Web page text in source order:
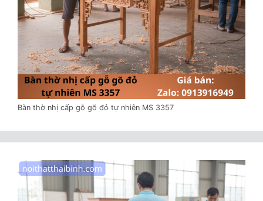
Bàn thờ nhị cấp gỗ gõ đỏ tự nhiên MS 3357